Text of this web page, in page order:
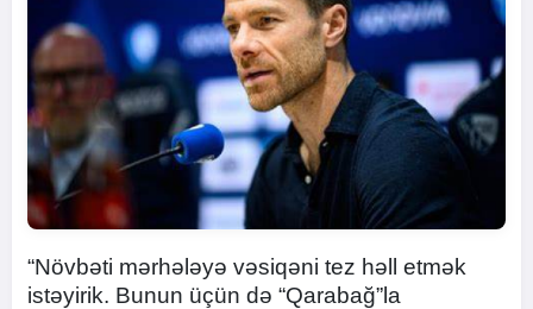
“Növbəti mərhələyə vəsiqəni tez həll etmək
istəyirik. Bunun üçün də “Qarabağ”la